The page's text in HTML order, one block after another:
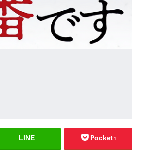
LINE Pocket 1